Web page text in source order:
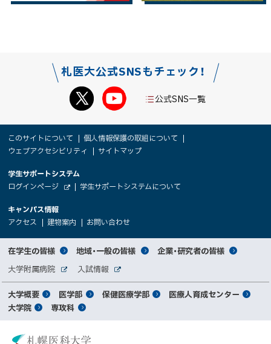
札医大公式SNSもチェック！
公式SNS一覧
サ
イ
ト
報
このサイトについて
個人情報保護の取組について
ウェブアクセシビリティ
サイトマップ
大
学
関
者
向
け
学生サポートシステム
ログインページ
イ
ト
（
新
ィ
ド
ウ
で
開
き
ま
す
学生サポートシステムについて
キャンパス情報
アクセス
（
新
規
ウ
ィ
ン
ド
ウ
で
開
き
ま
）
建物案内
（
新
規
ウ
ィ
ン
ド
ウ
で
き
ま
）
お問い合わせ
規
ウ
ィ
ウ
で
開
ま
サ
イ
ト
マ
対
象
者
別
メ
在学生の皆様 地域・一般の皆様 企業・研究者の皆様
関
連
サ
大学附属病院
サ
イ
ト
入試情報
サ
メ
イ
大学概要 医学部 保健医療学部
医療人育成センター
大学院
専攻科